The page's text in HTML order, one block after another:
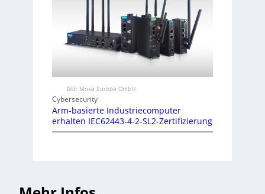
Bild: Moxa Europe GmbH
Cybersecurity
Arm-basierte Industriecomputer
erhalten IEC62443-4-2-SL2-Zertifizierung